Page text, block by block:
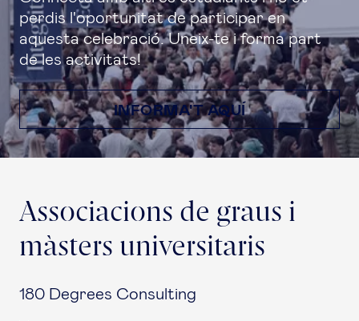
perdis l'oportunitat de participar en
aquesta celebració. Uneix-te i forma part
de les activitats!
INFORMA'T AQUÍ
Associacions de graus i
màsters universitaris
180 Degrees Consulting